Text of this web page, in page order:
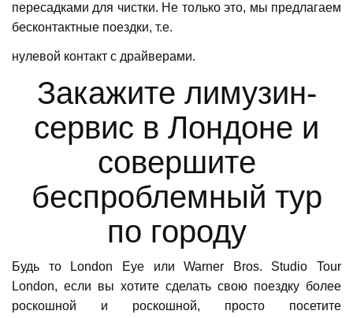
пересадками для чистки. Не только это, мы предлагаем
бесконтактные поездки, т.е.
нулевой контакт с драйверами.
Закажите лимузин-
сервис в Лондоне и
совершите
беспроблемный тур
по городу
Будь то London Eye или Warner Bros. Studio Tour
London, если вы хотите сделать свою поездку более
роскошной и роскошной, просто посетите